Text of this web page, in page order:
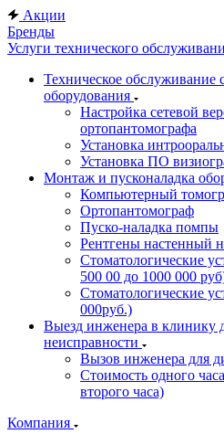
Акции
Бренды
Услуги технического
Техническое обслуживание
оборудования
Настройка сетевой
ортопантомографа
Установка
Установка ПО
Монтаж и пусконаладка
Компьютерный
Ортопантомограф
Пуско-наладка помпы
Рентгены настенный
Стоматологические
500 00 до 1000 000
Стоматологические
000руб.)
Выезд инженера в клинику
неисправности
Вызов инженера для
Стоимость одного
второго часа)
Компания